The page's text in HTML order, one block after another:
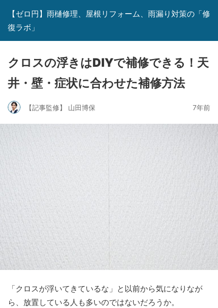
【ゼロ円】雨樋修理、屋根リフォーム、雨漏り対策の「修
復ラボ」
クロスの浮きはDIYで補修できる！天
井・壁・症状に合わせた補修方法
【記事監修】 山田博保 7年前
「クロスが浮いてきているな」と以前から気になりなが
ら、放置している人も多いのではないだろうか。